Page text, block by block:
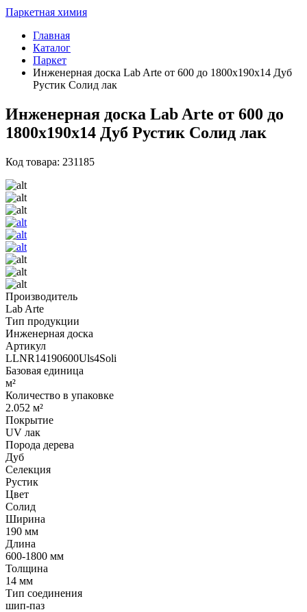
Паркетная химия
Главная
Каталог
Паркет
Инженерная доска Lab Arte от 600 до 1800х190х14 Дуб
Рустик Солид лак
Инженерная доска Lab Arte от 600 до
1800х190х14 Дуб Рустик Солид лак
Код товара: 231185
Производитель
Lab Arte
Тип продукции
Инженерная доска
Артикул
LLNR14190600Uls4Soli
Базовая единица
м²
Количество в упаковке
2.052 м²
Покрытие
UV лак
Порода дерева
Дуб
Селекция
Рустик
Цвет
Солид
Ширина
190 мм
Длина
600-1800 мм
Толщина
14 мм
Тип соединения
шип-паз